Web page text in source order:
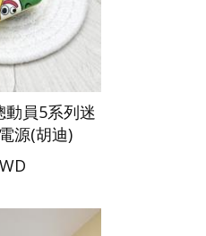
員5系列迷
源(胡迪)